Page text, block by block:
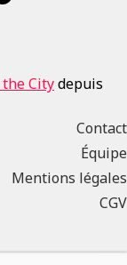
Citydepuis
Contact
Équipe
Mentions légales
CGV